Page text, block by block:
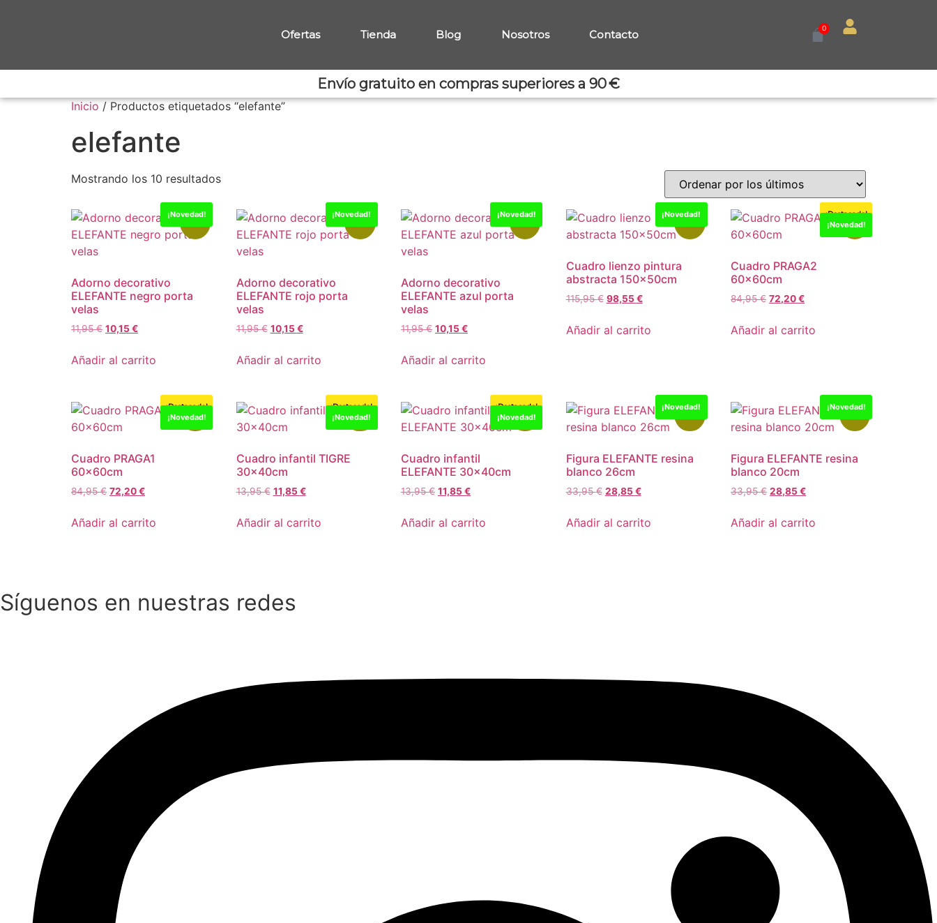
Ofertas Tienda Blog Nosotros Contacto 0
Envío gratuito en compras superiores a 90 €
Inicio / Productos etiquetados “elefante”
elefante
Mostrando los 10 resultados
¡Novedad!
Adorno decorativo
ELEFANTE negro porta
velas
11,95€ 10,15€
Añadir al carrito
¡Novedad!
Adorno decorativo
ELEFANTE rojo porta
velas
11,95€ 10,15€
Añadir al carrito
¡Novedad!
Adorno decorativo
ELEFANTE azul porta
velas
11,95€ 10,15€
Añadir al carrito
¡Novedad!
Cuadro lienzo pintura
abstracta 150x50cm
115,95€ 98,55€
Añadir al carrito
-15%
¡Destacado!
¡Novedad!
Cuadro PRAGA2
60x60cm
84,95€ 72,20€
Añadir al carrito
-15%
¡Destacado!
¡Novedad!
Cuadro PRAGA1
60x60cm
84,95€ 72,20€
Añadir al carrito
-15%
¡Destacado!
¡Novedad!
Cuadro infantil TIGRE
30x40cm
13,95€ 11,85€
Añadir al carrito
-15%
¡Destacado!
¡Novedad!
Cuadro infantil
ELEFANTE 30x40cm
13,95€ 11,85€
Añadir al carrito
¡Novedad!
Figura ELEFANTE resina
blanco 26cm
33,95€ 28,85€
Añadir al carrito
¡Novedad!
Figura ELEFANTE resina
blanco 20cm
33,95€ 28,85€
Añadir al carrito
Síguenos en nuestras redes